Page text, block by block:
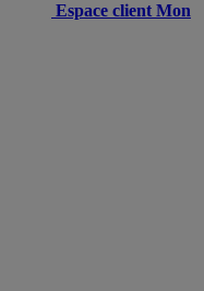
Espace client Mon